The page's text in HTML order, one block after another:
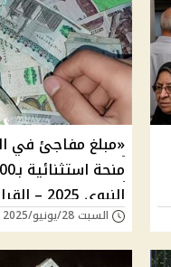
«مبلغ مفاجئ في
النبوي
والمستفيدين
السبت 28/يونيو/2025 - 07:40 م